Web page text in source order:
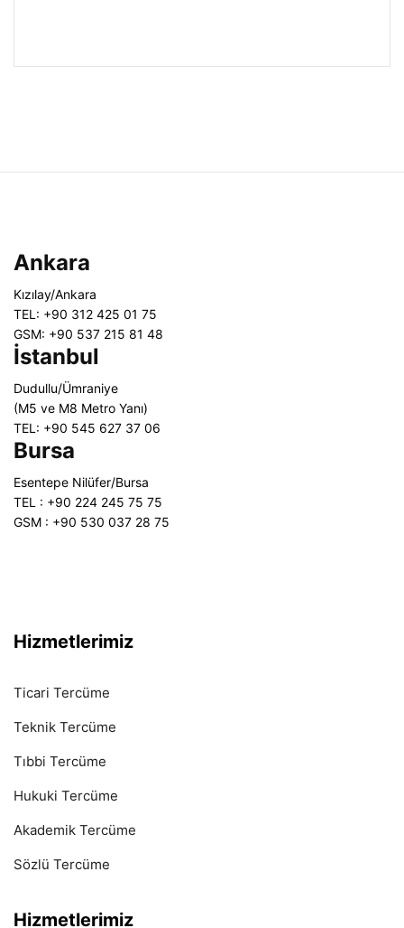
Ankara
Kızılay/Ankara
TEL: +90 312 425 01 75
GSM: +90 537 215 81 48
İstanbul
Dudullu/Ümraniye
(M5 ve M8 Metro Yanı)
TEL: +90 545 627 37 06
Bursa
Esentepe Nilüfer/Bursa
TEL : +90 224 245 75 75
GSM : +90 530 037 28 75
Hizmetlerimiz
Ticari Tercüme
Teknik Tercüme
Tıbbi Tercüme
Hukuki Tercüme
Akademik Tercüme
Sözlü Tercüme
Hizmetlerimiz